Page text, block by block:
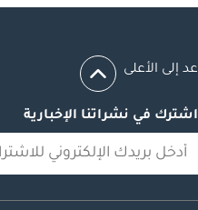
عد إلى الأعلى
اشترك في نشراتنا الإخبارية